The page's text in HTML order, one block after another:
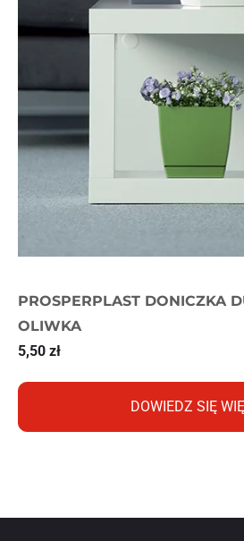
PROSPERPLAST DONICZKA
OLIWKA
5,50 zł
DOWIEDZ SIĘ